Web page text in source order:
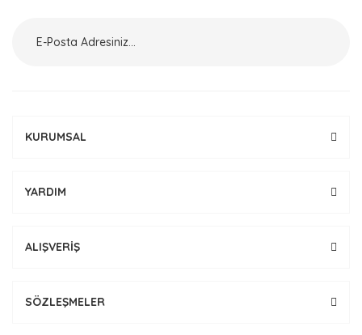
KURUMSAL
YARDIM
ALIŞVERİŞ
SÖZLEŞMELER